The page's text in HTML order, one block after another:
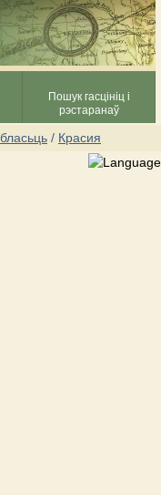
Пошук гасцініц і
рэстаранаў
/ Красия